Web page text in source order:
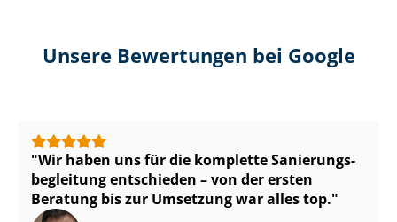
Unsere Bewertungen bei Google
Wir haben uns für die komplette Sa­nie­rungs­
be­glei­tung entschieden – von der ersten
Beratung bis zur Umsetzung war alles top.